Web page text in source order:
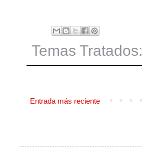
Temas Tratados:
Entrada más reciente